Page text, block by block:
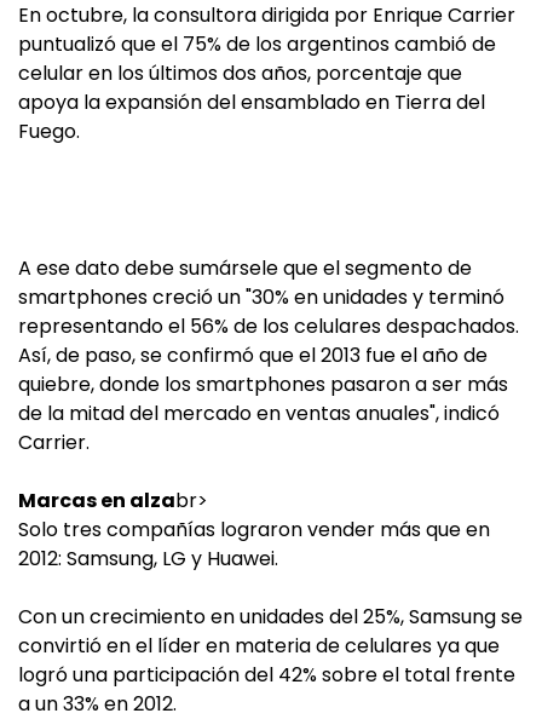
En octubre, la consultora dirigida por Enrique Carrier
puntualizó que el 75% de los argentinos cambió de
celular en los últimos dos años, porcentaje que
apoya la expansión del ensamblado en Tierra del
Fuego.
A ese dato debe sumársele que el segmento de
smartphones creció un "30% en unidades y terminó
representando el 56% de los celulares despachados.
Así, de paso, se confirmó que el 2013 fue el año de
quiebre, donde los smartphones pasaron a ser más
de la mitad del mercado en ventas anuales", indicó
Carrier.
Marcas en alzabr>
Solo tres compañías lograron vender más que en
2012: Samsung, LG y Huawei.
Con un crecimiento en unidades del 25%, Samsung se
convirtió en el líder en materia de celulares ya que
logró una participación del 42% sobre el total frente
a un 33% en 2012.